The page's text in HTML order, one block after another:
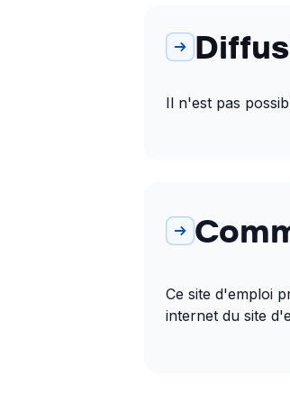
Il n'est pas
Ce site d'emploi
internet du site